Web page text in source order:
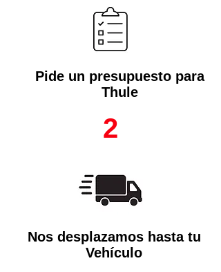
Pide un presupuesto para
Thule
2
Nos desplazamos hasta tu
Vehículo